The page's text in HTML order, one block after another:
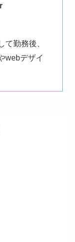
て勤務後、
webデザイ